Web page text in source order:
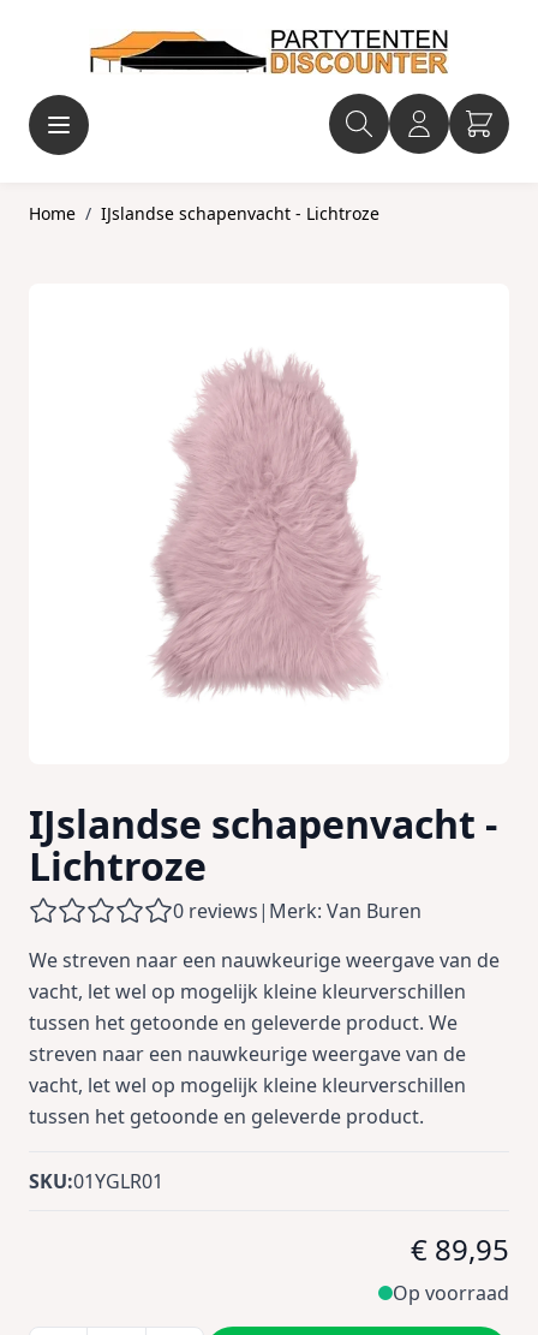
Home / IJslandse schapenvacht - Lichtroze
IJslandse schapenvacht -
Lichtroze
0 reviews| Merk: Van Buren
We streven naar een nauwkeurige weergave van de
vacht, let wel op mogelijk kleine kleurverschillen
tussen het getoonde en geleverde product. We
streven naar een nauwkeurige weergave van de
vacht, let wel op mogelijk kleine kleurverschillen
tussen het getoonde en geleverde product.
SKU:01YGLR01
€ 89,95
Op voorraad